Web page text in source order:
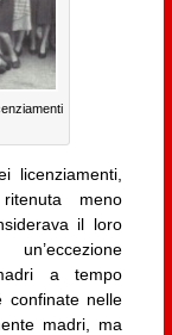
licenziamenti,
meno
il loro
a tempo
confinate nelle
madri, ma